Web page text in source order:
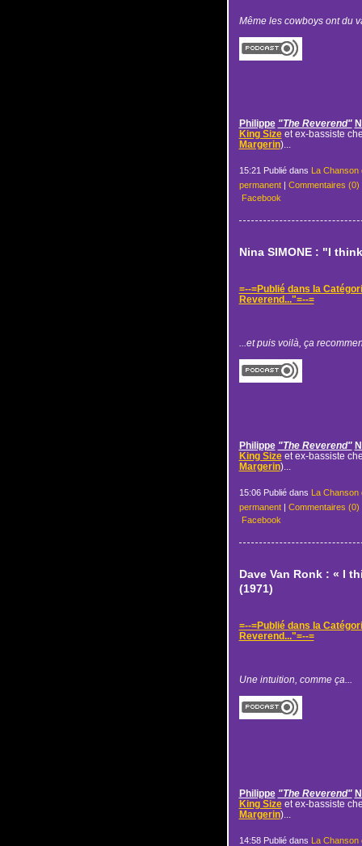
Même les cowboys ont du
Philippe "The Reverend"
King Sizeet ex-bassiste
Margerin)...
15:21 Publié dans La Chanson
permanent| Commentaires (0)
Facebook
Nina SIMONE : "I
=--=Publié dans la
Reverend..."=--=
...et puis voilà, ça
Philippe "The Reverend"
King Sizeet ex-bassiste
Margerin)...
15:06 Publié dans La Chanson
permanent| Commentaires (0)
Facebook
Dave Van Ronk : « I
(1971)
=--=Publié dans la
Reverend..."=--=
Une intuition, comme ça...
Philippe "The Reverend"
King Sizeet ex-bassiste
Margerin)...
14:58 Publié dans La Chanson